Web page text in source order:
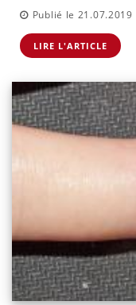
Publié le 21.07.2019
LIRE L'ARTICLE